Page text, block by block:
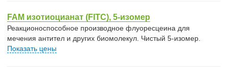
FAM изотиоцианат (FITC), 5-изомер
Реакционоспособное производное флуоресцеина для
мечения антител и других биомолекул. Чистый 5-изомер.
Показать цены